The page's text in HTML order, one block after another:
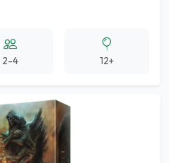
2-4 12+